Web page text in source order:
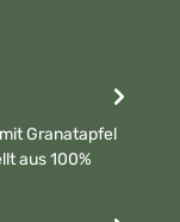
Granatapfel
aus 100%